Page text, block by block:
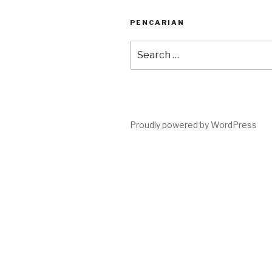
PENCARIAN
for:
Proudly powered by WordPress